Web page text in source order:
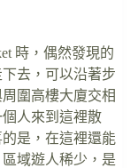
時，偶然發現的
去，可以沿著步
圍高樓大廈交相
人來到這裡散
是，在這裡還能
域遊人稀少，是